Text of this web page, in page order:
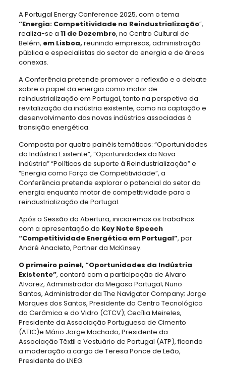
A Portugal Energy Conference 2025, com o tema
“Energia: Competitividade na Reindustrialização”,
realiza-se a 11 de Dezembro, no Centro Cultural de
Belém, em Lisboa, reunindo empresas, administração
pública e especialistas do sector da energia e de áreas
conexas.
A Conferência pretende promover a reflexão e o debate
sobre o papel da energia como motor de
reindustrialização em Portugal, tanto na perspetiva da
revitalização da indústria existente, como na captação e
desenvolvimento das novas indústrias associadas à
transição energética.
Composta por quatro painéis temáticos: “Oportunidades
da Indústria Existente”, “Oportunidades da Nova
indústria” “Políticas de suporte à Reindustrialização” e
“Energia como Força de Competitividade”, a
Conferência pretende explorar o potencial do setor da
energia enquanto motor de competitividade para a
reindustrialização de Portugal.
Após a Sessão da Abertura, iniciaremos os trabalhos
com a apresentação do Key Note Speech
“Competitividade Energética em Portugal”, por
André Anacleto, Partner da McKinsey.
O primeiro painel, “Oportunidades da Indústria
Existente”, contará com a participação de Alvaro
Alvarez, Administrador da Megasa Portugal; Nuno
Santos, Administrador da The Navigator Company; Jorge
Marques dos Santos, Presidente do Centro Tecnológico
da Cerâmica e do Vidro (CTCV); Cecília Meireles,
Presidente da Associação Portuguesa de Cimento
(ATIC)e Mário Jorge Machado, Presidente da
Associação Têxtil e Vestuário de Portugal (ATP), ficando
a moderação a cargo de Teresa Ponce de Leão,
Presidente do LNEG.